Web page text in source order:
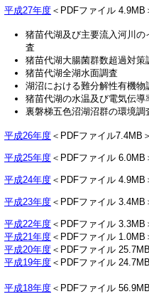
平成27年度 ＜PDFファイル 4.9MB
猪苗代湖及び主要流入河川
査
猪苗代湖大腸菌群数超過対策
猪苗代湖全湖水面調査
湖沼における難分解性有機物
猪苗代湖の水温及び電気伝導
裏磐梯五色沼湖沼群の環境調
平成26年度 ＜PDFファイル7.4MB＞
平成25年度 ＜PDFファイル 6.0MB
平成24年度 ＜PDFファイル 4.9MB
平成23年度 ＜PDFファイル 3.4MB
平成22年度 ＜PDFファイル 3.3MB
平成21年度 ＜PDFファイル 1.0MB
平成20年度 ＜PDFファイル
平成19年度 ＜PDFファイル
平成18年度 ＜PDFファイル